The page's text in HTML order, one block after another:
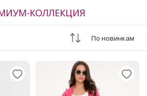
КОЛЛЕКЦИЯ
По новинкам